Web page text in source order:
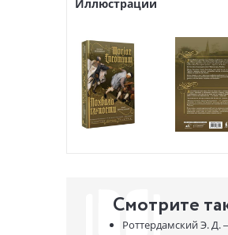
Иллюстрации
Смотрите
Роттердамский Э. Д.